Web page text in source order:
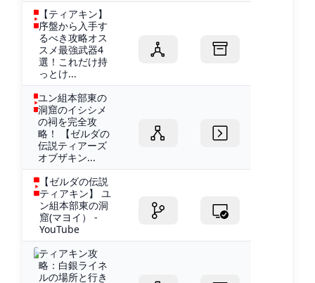
【ティアキン】
序盤から入手す
るべき攻略オス
スメ最強武器4
選！これだけ持
っとけ...
ユン組本部東の
洞窟のイシシメ
の祠を完全攻
略！ 【ゼルダの
伝説ティアーズ
オブザキン...
【ゼルダの伝説
ティアキン】 ユ
ン組本部東の洞
窟(マヨイ） -
YouTube
ティアキン攻
略：白銀ライネ
ルの場所と行き